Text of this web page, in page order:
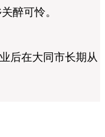
醉可怜。
后在大同市长期从